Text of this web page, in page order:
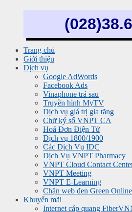
Trang chủ
Giới thiệu
Dịch vụ
Google AdWords
Facebook Ads
Vinaphone trả sau
Truyền hình MyTV
Dịch vụ giá trị gia tăng
Chữ ký số VNPT CA
Hoá Đơn Điện Tử
Dịch vụ 1800/1900
Các Dịch Vụ IDC
Dịch Vụ VNPT Pharmacy
VNPT Cloud Contact
VNPT Meeting
VNPT E-Learning
Chặn web đen Green Online
Khuyến mãi
Internet cáp quang